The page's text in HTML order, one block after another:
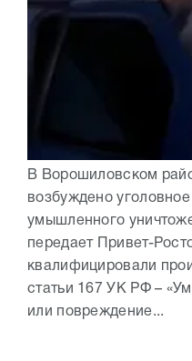
В Ворошиловском
возбуждено
умышленного
передает Привет-
квалифицировали
статьи 167 УК РФ –
или повреждение...